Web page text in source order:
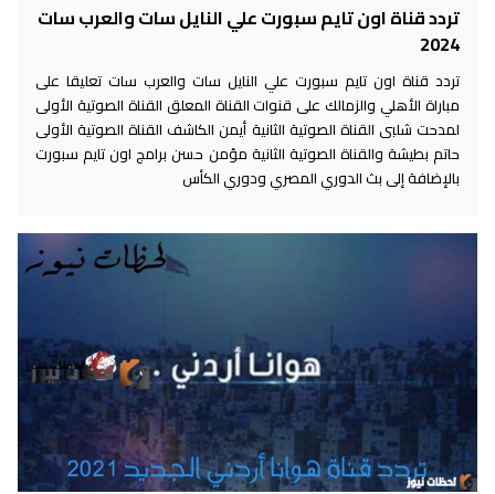
تردد قناة اون تايم سبورت علي النايل سات والعرب سات
2024
تردد قناة اون تايم سبورت علي النايل سات والعرب سات تعليقا على
مباراة الأهلي والزمالك على قنوات القناة المعلق القناة الصوتية الأولى
لمدحت شلبى القناة الصوتية الثانية أيمن الكاشف القناة الصوتية الأولى
حاتم بطيشة والقناة الصوتية الثانية مؤمن حسن برامج اون تايم سبورت
بالإضافة إلى بث الدوري المصري ودوري الكأس